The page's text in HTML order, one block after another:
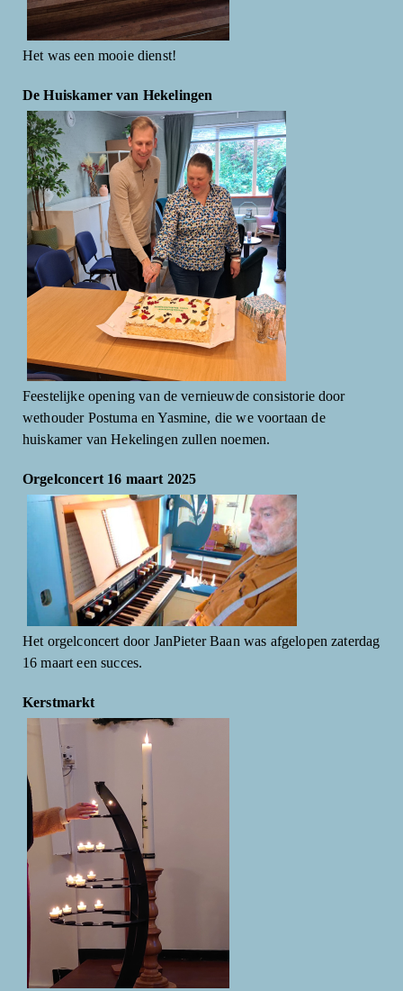
Het was een mooie dienst!
De Huiskamer van Hekelingen
Feestelijke opening van de vernieuwde consistorie door
wethouder Postuma en Yasmine, die we voortaan de
huiskamer van Hekelingen zullen noemen.
Orgelconcert 16 maart 2025
Het orgelconcert door JanPieter Baan was afgelopen zaterdag
16 maart een succes.
Kerstmarkt